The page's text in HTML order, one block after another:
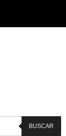
BUSCAR